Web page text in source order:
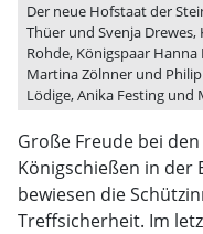
Der neue Hofstaat der
Thüer und Svenja
Rohde, Königspaar
Martina Zölnner und
Lödige, Anika Festing
Große Freude bei
Königschießen in der
bewiesen die
Treffsicherheit. Im